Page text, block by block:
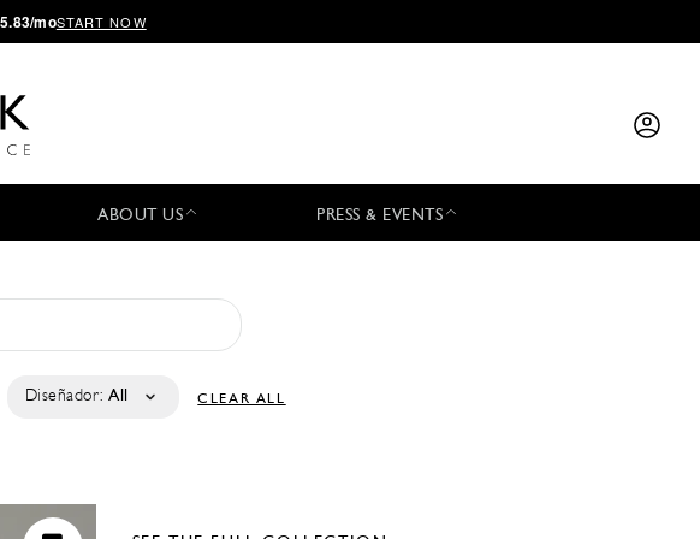
moSTART NOW
ABOUT US PRESS & EVENTS
Diseñador: All CLEAR ALL